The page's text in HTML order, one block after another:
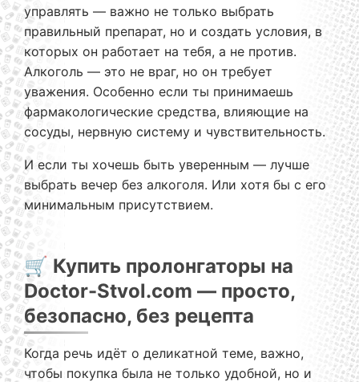
управлять — важно не только выбрать
правильный препарат, но и создать условия, в
которых он работает на тебя, а не против.
Алкоголь — это не враг, но он требует
уважения. Особенно если ты принимаешь
фармакологические средства, влияющие на
сосуды, нервную систему и чувствительность.
И если ты хочешь быть уверенным — лучше
выбрать вечер без алкоголя. Или хотя бы с его
минимальным присутствием.
🛒 Купить пролонгаторы на
Doctor-Stvol.com — просто,
безопасно, без рецепта
Когда речь идёт о деликатной теме, важно,
чтобы покупка была не только удобной, но и